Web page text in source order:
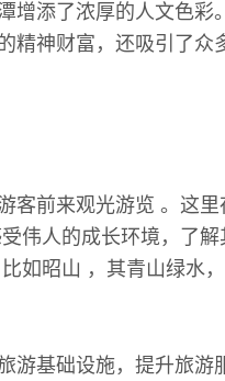
增添了浓厚的人文色彩
精神财富，还吸引了众
客前来观光游览 。这
伟人的成长环境，了
如昭山 ，其青山绿水
游基础设施，提升旅游